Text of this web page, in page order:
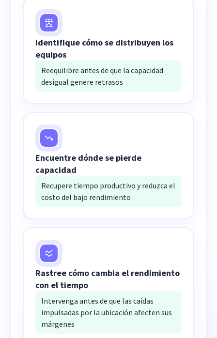
Identifique cómo se distribuyen los
equipos
Reequilibre antes de que la capacidad
desigual genere retrasos
Encuentre dónde se pierde
capacidad
Recupere tiempo productivo y reduzca el
costo del bajo rendimiento
Rastree cómo cambia el rendimiento
con el tiempo
Intervenga antes de que las caídas
impulsadas por la ubicación afecten sus
márgenes